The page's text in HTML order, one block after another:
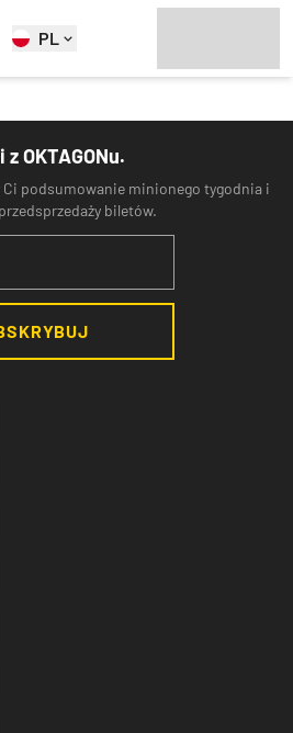
PL
OKTAGONu.
Ci podsumowanie minionego tygodnia i
biletów.